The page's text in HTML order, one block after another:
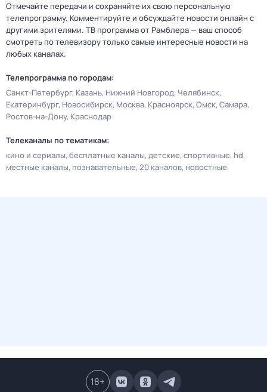
Отмечайте передачи и сохраняйте их свою персональную
телепрограмму. Комментируйте и обсуждайте новости онлайн с
другими зрителями. ТВ программа от Рамблера — ваш способ
смотреть по телевизору только самые интересные новости на
любых каналах.
Телепрограмма по городам:
Санкт-Петербург Казань Нижний Новгород Челябинск
Екатеринбург Новосибирск Москва Красноярск Омск Самара
Ростов-на-Дону Краснодар
Телеканалы по тематикам:
кино и сериалы бесплатные каналы детские спортивные hd
местные каналы познавательные 20 каналов новостные
18+